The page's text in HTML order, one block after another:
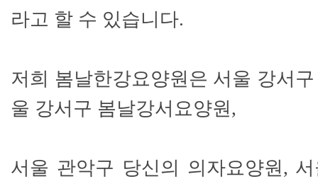
라고 할 수 있습니다.
저희 봄날한강요양원은 서울 강서
울 강서구 봄날강서요양원,
서울 관악구 당신의 의자요양원,